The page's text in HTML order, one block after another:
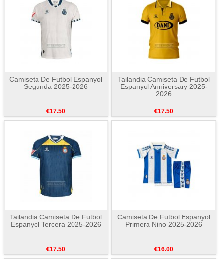
Camiseta De Futbol Espanyol
Segunda 2025-2026
€17.50
Tailandia Camiseta De Futbol
Espanyol Anniversary 2025-
2026
€17.50
Tailandia Camiseta De Futbol
Espanyol Tercera 2025-2026
€17.50
Camiseta De Futbol Espanyol
Primera Nino 2025-2026
€16.00